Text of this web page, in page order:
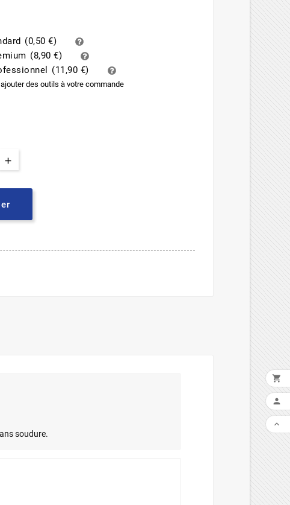
(0,50 €)
(8,90 €)
(11,90 €)
des outils à votre commande
soudure.


